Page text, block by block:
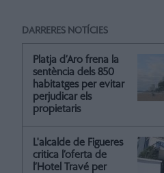
DARRERES NOTÍCIES
Platja d’Aro frena la
sentència dels 850
habitatges per evitar
perjudicar els
propietaris
L'alcalde de Figueres
critica l’oferta de
l’Hotel Travé per